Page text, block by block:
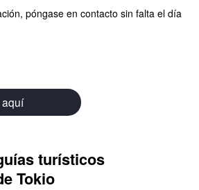
póngase en contacto sin falta el día
turísticos
Tokio